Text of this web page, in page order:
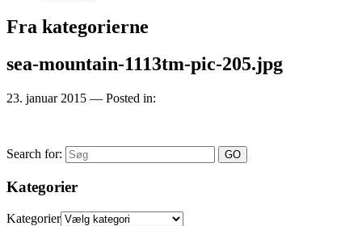
Fra kategorierne
sea-mountain-1113tm-pic-205.jpg
23. januar 2015 — Posted in:
Search for:
Kategorier
Kategorier